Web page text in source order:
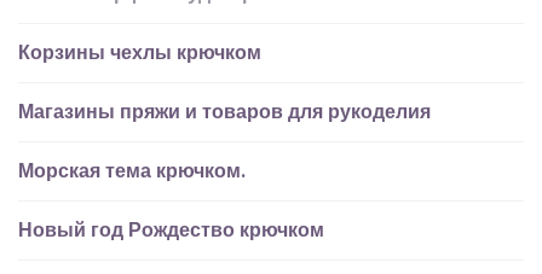
Корзины чехлы крючком
Магазины пряжи и товаров для рукоделия
Морская тема крючком.
Новый год Рождество крючком